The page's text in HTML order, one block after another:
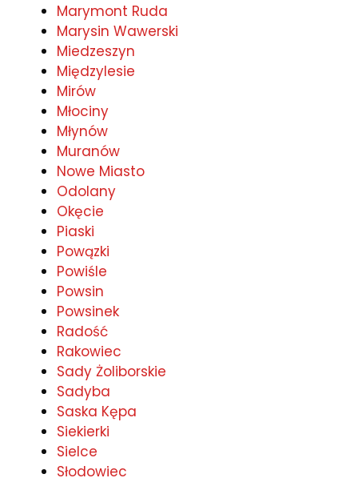
Marymont Ruda
Marysin Wawerski
Miedzeszyn
Międzylesie
Mirów
Młociny
Młynów
Muranów
Nowe Miasto
Odolany
Okęcie
Piaski
Powązki
Powiśle
Powsin
Powsinek
Radość
Rakowiec
Sady Żoliborskie
Sadyba
Saska Kępa
Siekierki
Sielce
Słodowiec